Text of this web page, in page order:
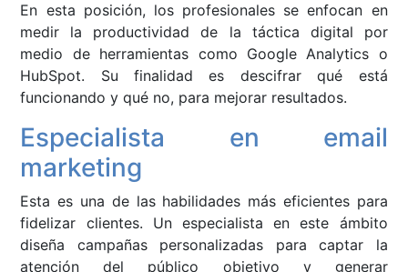
En esta posición, los profesionales se enfocan en
medir la productividad de la táctica digital por
medio de herramientas como Google Analytics o
HubSpot. Su finalidad es descifrar qué está
funcionando y qué no, para mejorar resultados.
Especialista en email
marketing
Esta es una de las habilidades más eficientes para
fidelizar clientes. Un especialista en este ámbito
diseña campañas personalizadas para captar la
atención del público objetivo y generar